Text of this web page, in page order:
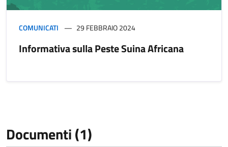
COMUNICATI 29 FEBBRAIO 2024
Informativa sulla Peste Suina Africana
Documenti (1)